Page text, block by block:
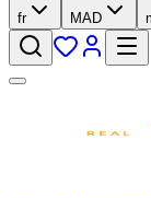
fr MAD